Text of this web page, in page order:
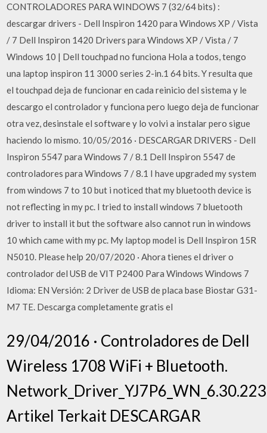
CONTROLADORES PARA WINDOWS 7 (32/64 bits) :
descargar drivers - Dell Inspiron 1420 para Windows XP / Vista
/ 7 Dell Inspiron 1420 Drivers para Windows XP / Vista / 7
Windows 10 | Dell touchpad no funciona Hola a todos, tengo
una laptop inspiron 11 3000 series 2-in.1 64 bits. Y resulta que
el touchpad deja de funcionar en cada reinicio del sistema y le
descargo el controlador y funciona pero luego deja de funcionar
otra vez, desinstale el software y lo volvi a instalar pero sigue
haciendo lo mismo. 10/05/2016 · DESCARGAR DRIVERS - Dell
Inspiron 5547 para Windows 7 / 8.1 Dell Inspiron 5547 de
controladores para Windows 7 / 8.1 I have upgraded my system
from windows 7 to 10 but i noticed that my bluetooth device is
not reflecting in my pc. I tried to install windows 7 bluetooth
driver to install it but the software also cannot run in windows
10 which came with my pc. My laptop model is Dell Inspiron 15R
N5010. Please help 20/07/2020 · Ahora tienes el driver o
controlador del USB de VIT P2400 Para Windows Windows 7
Idioma: EN Versión: 2 Driver de USB de placa base Biostar G31-
M7 TE. Descarga completamente gratis el
29/04/2016 · Controladores de Dell
Wireless 1708 WiFi + Bluetooth.
Artikel Terkait DESCARGAR